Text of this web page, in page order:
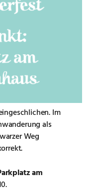
Im
als
Weg
am